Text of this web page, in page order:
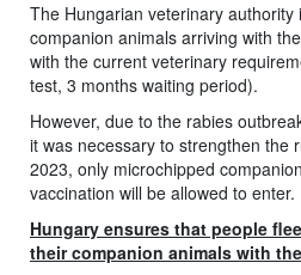
The Hungarian veterinary
companion animals arriving with
with the current veterinary
test, 3 months waiting period).
However, due to the rabies
it was necessary to strengthen the
2023, only microchipped
vaccination will be allowed to enter.
Hungary ensures that people
their companion animals with